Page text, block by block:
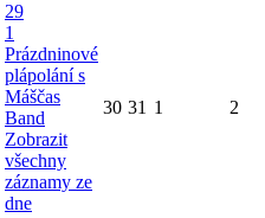
29
1
Prázdninové
plápolání s
Máščas
Band
Zobrazit
všechny
záznamy ze
dne
30 31 1 2